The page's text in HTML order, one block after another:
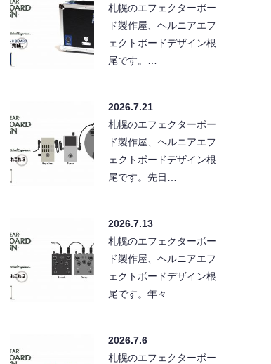
札幌のエフェクターボー
ド製作屋、ヘルニアエフ
ェクトボードデザイン根
尾です。…
2026.7.21
札幌のエフェクターボー
ド製作屋、ヘルニアエフ
ェクトボードデザイン根
尾です。先日…
2026.7.13
札幌のエフェクターボー
ド製作屋、ヘルニアエフ
ェクトボードデザイン根
尾です。年々…
2026.7.6
札幌のエフェクターボー